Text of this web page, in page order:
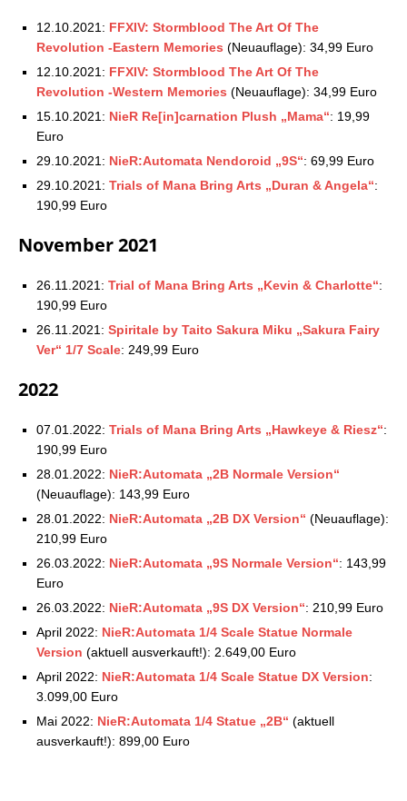
12.10.2021: FFXIV: Stormblood The Art Of The
Revolution -Eastern Memories (Neuauflage): 34,99 Euro
12.10.2021: FFXIV: Stormblood The Art Of The
Revolution -Western Memories (Neuauflage): 34,99 Euro
15.10.2021: NieR Re[in]carnation Plush „Mama“: 19,99
Euro
29.10.2021: NieR:Automata Nendoroid „9S“: 69,99 Euro
29.10.2021: Trials of Mana Bring Arts „Duran & Angela“:
190,99 Euro
November 2021
26.11.2021: Trial of Mana Bring Arts „Kevin & Charlotte“:
190,99 Euro
26.11.2021: Spiritale by Taito Sakura Miku „Sakura Fairy
Ver“ 1/7 Scale: 249,99 Euro
2022
07.01.2022: Trials of Mana Bring Arts „Hawkeye & Riesz“:
190,99 Euro
28.01.2022: NieR:Automata „2B Normale Version“
(Neuauflage): 143,99 Euro
28.01.2022: NieR:Automata „2B DX Version“ (Neuauflage):
210,99 Euro
26.03.2022: NieR:Automata „9S Normale Version“: 143,99
Euro
26.03.2022: NieR:Automata „9S DX Version“: 210,99 Euro
April 2022: NieR:Automata 1/4 Scale Statue Normale
Version (aktuell ausverkauft!): 2.649,00 Euro
April 2022: NieR:Automata 1/4 Scale Statue DX Version:
3.099,00 Euro
Mai 2022: NieR:Automata 1/4 Statue „2B“ (aktuell
ausverkauft!): 899,00 Euro